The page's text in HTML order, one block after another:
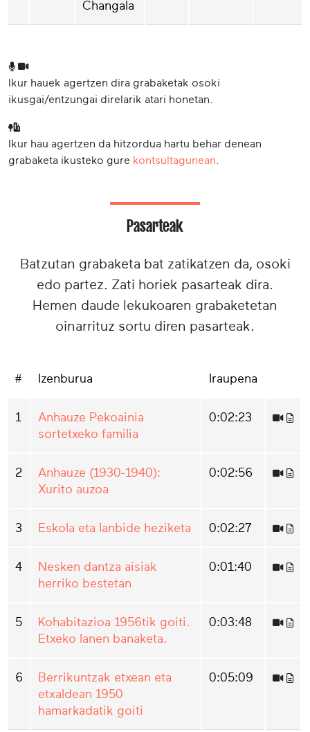
Changala
Ikur hauek agertzen dira grabaketak osoki
ikusgai/entzungai direlarik atari honetan.
Ikur hau agertzen da hitzordua hartu behar denean
grabaketa ikusteko gure kontsultagunean
Pasarteak
Batzutan grabaketa bat zatikatzen da, osoki
edo partez. Zati horiek pasarteak dira.
Hemen daude lekukoaren grabaketetan
oinarrituz sortu diren pasarteak.
# Izenburua Iraupena
1
Anhauze Pekoainia
sortetxeko familia
0:02:23
2
Anhauze (1930-1940):
Xurito auzoa
0:02:56
3 Eskola eta lanbide heziketa 0:02:27
4
Nesken dantza aisiak
herriko bestetan
0:01:40
5
Kohabitazioa 1956tik goiti.
Etxeko lanen banaketa.
0:03:48
6
Berrikuntzak etxean eta
etxaldean 1950
hamarkadatik goiti
0:05:09